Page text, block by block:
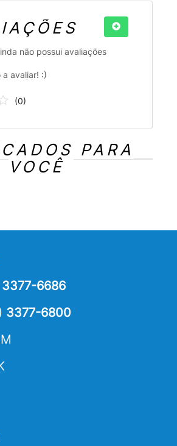
não possui avaliações
a avaliar! :)
(0)
PARA
VOCÊ
3377-6686
3377-6800